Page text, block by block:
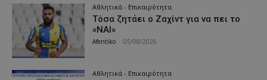
Αθλητικά - Επικαιρότητα
Τόσα ζητάει ο Ζαχίντ για να πει το
«ΝΑΙ»
Afentiko 05/08/2026
Αθλητικά - Επικαιρότητα